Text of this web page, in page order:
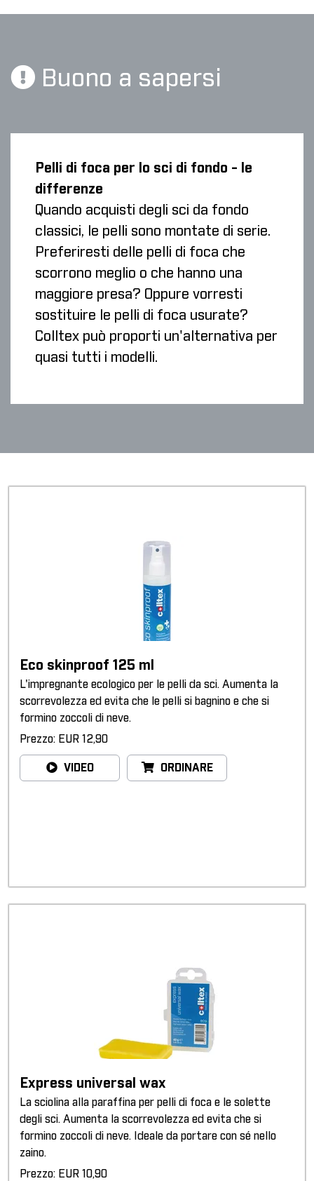
Buono a sapersi
Pelli di foca per lo sci di fondo - le
differenze
Quando acquisti degli sci da fondo
classici, le pelli sono montate di serie.
Preferiresti delle pelli di foca che
scorrono meglio o che hanno una
maggiore presa? Oppure vorresti
sostituire le pelli di foca usurate?
Colltex può proporti un'alternativa per
quasi tutti i modelli.
Eco skinproof 125 ml
L'impregnante ecologico per le pelli da sci. Aumenta la
scorrevolezza ed evita che le pelli si bagnino e che si
formino zoccoli di neve.
Prezzo: EUR 12,90
VIDEO ORDINARE
Express universal wax
La sciolina alla paraffina per pelli di foca e le solette
degli sci. Aumenta la scorrevolezza ed evita che si
formino zoccoli di neve. Ideale da portare con sé nello
zaino.
Prezzo: EUR 10,90